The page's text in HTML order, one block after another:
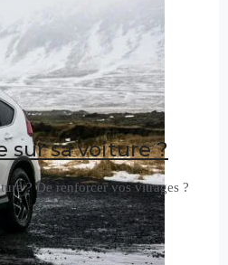
sa voiture ?
? De renforcer vos vitrages ?